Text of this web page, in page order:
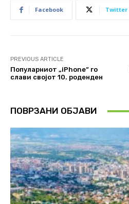
Facebook Twitter
PREVIOUS ARTICLE
Популарниот „iPhone“ го
слави својот 10. роденден
ПОВРЗАНИ ОБЈАВИ